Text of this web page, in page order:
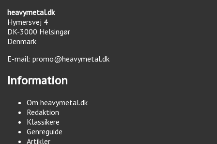
heavymetal.dk
Hymersvej 4
DK-3000 Helsingør
Denmark
E-mail: promo@heavymetal.dk
Information
Om heavymetal.dk
Redaktion
Klassikere
Genreguide
Artikler